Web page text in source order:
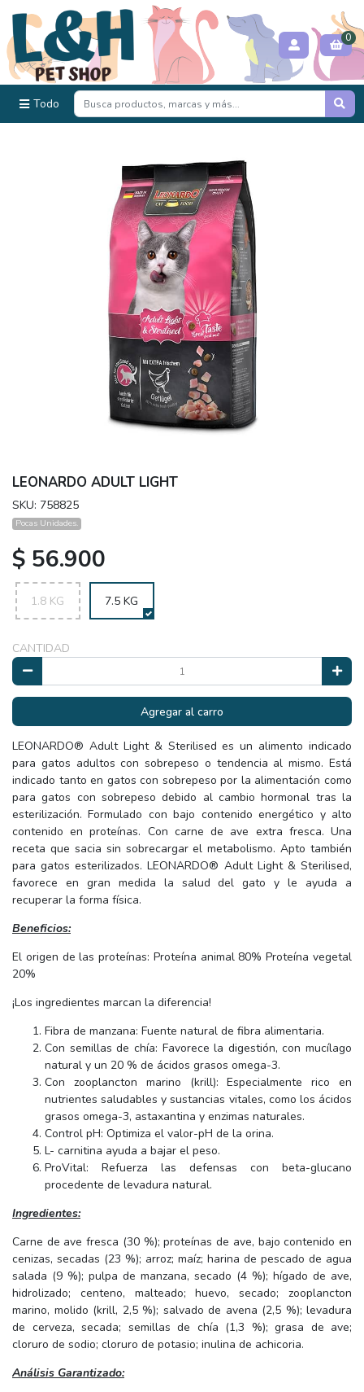
Todo
0
LEONARDO ADULT LIGHT
SKU: 758825
Pocas Unidades.
$ 56.900
1.8 KG 7.5 KG
CANTIDAD
Agregar al carro
LEONARDO® Adult Light & Sterilised es un alimento indicado
para gatos adultos con sobrepeso o tendencia al mismo. Está
indicado tanto en gatos con sobrepeso por la alimentación como
para gatos con sobrepeso debido al cambio hormonal tras la
esterilización. Formulado con bajo contenido energético y alto
contenido en proteínas. Con carne de ave extra fresca. Una
receta que sacia sin sobrecargar el metabolismo. Apto también
para gatos esterilizados. LEONARDO® Adult Light & Sterilised,
favorece en gran medida la salud del gato y le ayuda a
recuperar la forma física.
Beneficios:
El origen de las proteínas: Proteína animal 80% Proteína vegetal
20%
¡Los ingredientes marcan la diferencia!
Fibra de manzana: Fuente natural de fibra alimentaria.
Con semillas de chía: Favorece la digestión, con mucílago
natural y un 20 % de ácidos grasos omega-3.
Con zooplancton marino (krill): Especialmente rico en
nutrientes saludables y sustancias vitales, como los ácidos
grasos omega-3, astaxantina y enzimas naturales.
Control pH: Optimiza el valor-pH de la orina.
L- carnitina ayuda a bajar el peso.
ProVital: Refuerza las defensas con beta-glucano
procedente de levadura natural.
Ingredientes:
Carne de ave fresca (30 %); proteínas de ave, bajo contenido en
cenizas, secadas (23 %); arroz; maíz; harina de pescado de agua
salada (9 %); pulpa de manzana, secado (4 %); hígado de ave,
hidrolizado; centeno, malteado; huevo, secado; zooplancton
marino, molido (krill, 2,5 %); salvado de avena (2,5 %); levadura
de cerveza, secada; semillas de chía (1,3 %); grasa de ave;
cloruro de sodio; cloruro de potasio; inulina de achicoria.
Análisis Garantizado: